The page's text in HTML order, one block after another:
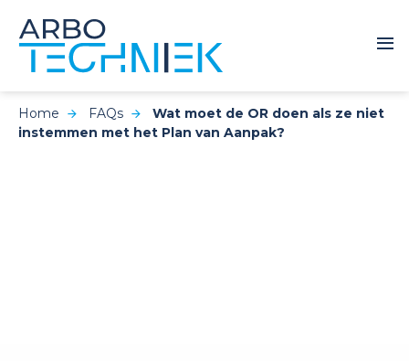
Home FAQs
Wat moet de OR doen als ze niet
instemmen met het Plan van Aanpak?